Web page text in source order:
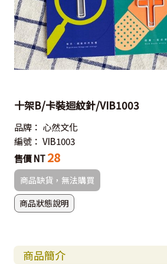
十架B/卡裝迴紋針/VIB1003
品牌： 心然文化
編號： VIB1003
售價 NT 28
商品缺貨，無法購買
商品狀態說明
商品簡介